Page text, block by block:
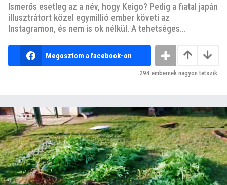
Ismerős esetleg az a név, hogy Keigo? Pedig a fiatal japán
illusztrátort közel egymillió ember követi az
Instagramon, és nem is ok nélkül. A tehetséges...
Megosztom a facebook-on
294 embernek nagyon tetszik